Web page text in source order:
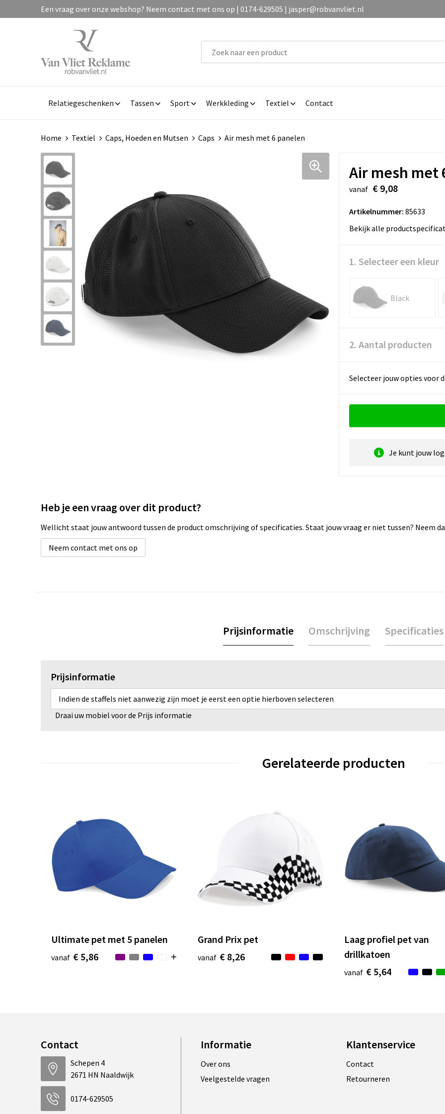
Een vraag over onze webshop? Neem contact met ons op | 0174-629505 | jasper@robvanvliet.nl
Relatiegeschenken Tassen Sport Werkkleding Textiel Contact
Home Textiel Caps, Hoeden en Mutsen Caps Air mesh met 6 panelen
Air mesh met
vanaf € 9,08
Artikelnummer: 85633
Bekijk alle
1. Selecteer een kleur
Black
2. Aantal producten
Selecteer jouw opties voor
Je kunt jouw
Heb je een vraag over dit product?
Wellicht staat jouw antwoord tussen de product omschrijving of specificaties. Staat jouw vraag er niet tussen? Neem
Neem contact met ons op
Prijsinformatie Omschrijving Specificaties
Prijsinformatie
Indien de staffels niet aanwezig zijn moet je eerst een optie hierboven selecteren
Draai uw mobiel voor de Prijs informatie
Gerelateerde producten
Ultimate pet met 5 panelen
vanaf € 5,86
Grand Prix pet
vanaf € 8,26
Laag profiel pet van
drillkatoen
vanaf € 5,64
Contact
Schepen 4
2671 HN Naaldwijk
0174-629505
Informatie
Over ons
Veelgestelde vragen
Klantenservice
Contact
Retourneren